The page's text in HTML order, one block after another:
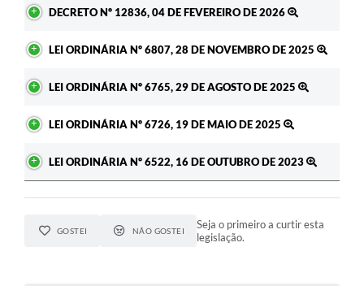
DECRETO Nº 12836, 04 DE FEVEREIRO DE 2026
LEI ORDINÁRIA Nº 6807, 28 DE NOVEMBRO DE 2025
LEI ORDINÁRIA Nº 6765, 29 DE AGOSTO DE 2025
LEI ORDINÁRIA Nº 6726, 19 DE MAIO DE 2025
LEI ORDINÁRIA Nº 6522, 16 DE OUTUBRO DE 2023
GOSTEI NÃO GOSTEI
Seja o primeiro a curtir esta
legislação.